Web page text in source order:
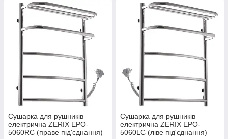
Сушарка для рушників
електрична ZERIX EPO-
5060RC (праве під'єднання)
Сушарка для рушників
електрична ZERIX EPO-
5060LC (ліве під'єднання)